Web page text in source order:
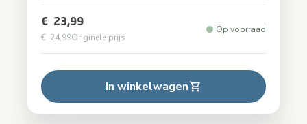
€ 23,99
€ 24,99Originele prijs
Op voorraad
In winkelwagen